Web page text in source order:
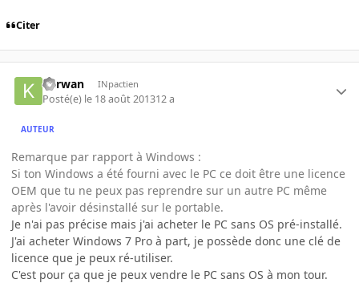
Citer
Kerwan INpactien
Posté(e) le 18 août 201312 a
AUTEUR
Remarque par rapport à Windows :
Si ton Windows a été fourni avec le PC ce doit être une licence
OEM que tu ne peux pas reprendre sur un autre PC même
après l'avoir désinstallé sur le portable.
Je n'ai pas précise mais j'ai acheter le PC sans OS pré-installé.
J'ai acheter Windows 7 Pro à part, je possède donc une clé de
licence que je peux ré-utiliser.
C'est pour ça que je peux vendre le PC sans OS à mon tour.